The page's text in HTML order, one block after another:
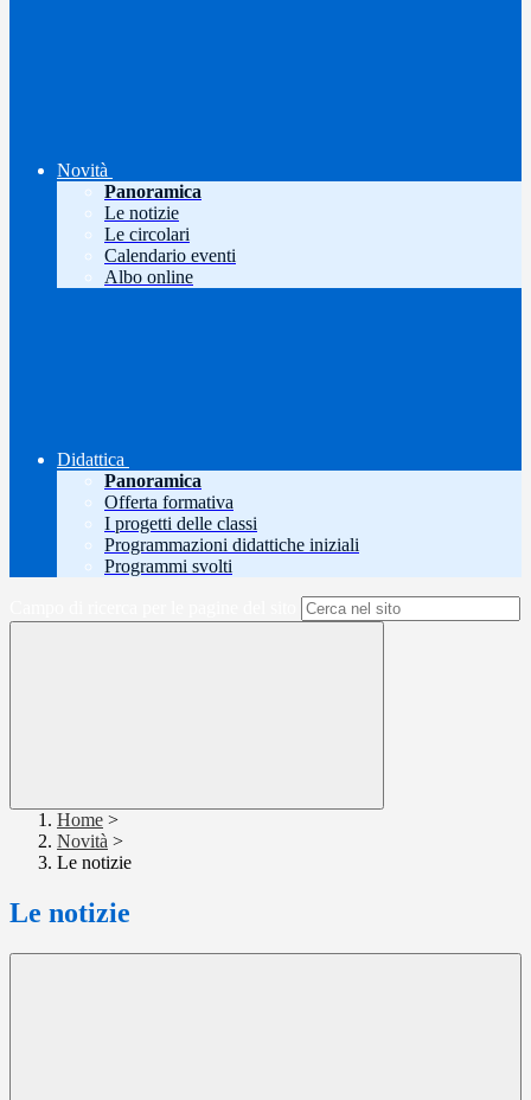
Novità
Panoramica
Le notizie
Le circolari
Calendario eventi
Albo online
Didattica
Panoramica
Offerta formativa
I progetti delle classi
Programmazioni didattiche iniziali
Programmi svolti
Home >
Novità >
Le notizie
Le notizie